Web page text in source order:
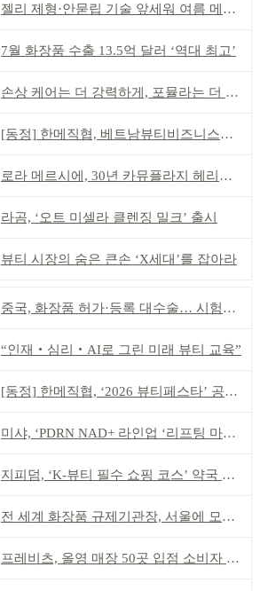
젤리 제형·안묻립 기술 앞세워 여름 메이크업 시장 공략
7월 화장품 수출 13.5억 달러 ‘역대 최고’
손상 케어는 더 강력하게, 포뮬라는 더 산뜻하게!
[동정] 한메직협, 베트남뷰티비즈니스협회와 MOU
로라 메르시에, 30년 카뮤플라지 헤리티지 담아
라곰, ‘오트 미셀라 클렌징 밀크’ 출시
뷰티 시장의 숨은 큰손 ‘X세대’를 잡아라
중국, 화장품 허가·등록 대수술… 시험자료 공용 허용
“인재‧심리‧AI로 그린 미래 뷰티 교육”
[동정] 한메직협, ‘2026 뷰티페스타’ 공동 주최
미샤, ‘PDRN NAD+ 라인업 ‘리프팅 마스크’ 출시
지피덤, ‘K-뷰티 필수 쇼핑 코스’ 약국 공략
전 세계 화장품 규제기관장, 서울에 모인다
프레비츠, 올영 매장 50곳 입점 소비자 접점 강화